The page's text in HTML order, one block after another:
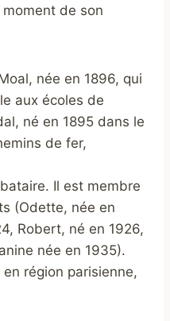
de son
née en 1896, qui
aux écoles de
né en 1895 dans le
de fer,
Il est membre
(Odette, née en
Robert, né en 1926,
née en 1935).
région parisienne,